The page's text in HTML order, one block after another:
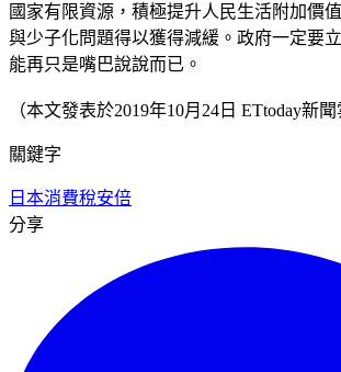
國家有限資源，積極提升人民生活附加價
與少子化問題得以獲得減緩。政府一定要
能再只是嘴巴說說而已。
（本文發表於2019年10月24日 ETtoday新聞
關鍵字
日本消費稅安倍
分享